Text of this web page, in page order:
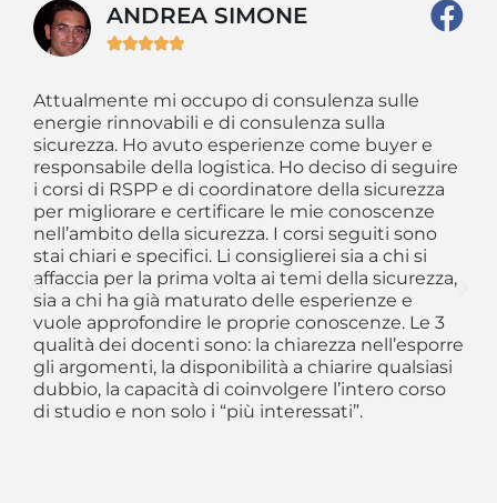
ANDREA SIMONE

Attualmente mi occupo di consulenza sulle
energie rinnovabili e di consulenza sulla
sicurezza. Ho avuto esperienze come buyer e
responsabile della logistica. Ho deciso di seguire
i corsi di RSPP e di coordinatore della sicurezza
per migliorare e certificare le mie conoscenze
nell’ambito della sicurezza. I corsi seguiti sono
stai chiari e specifici. Li consiglierei sia a chi si
affaccia per la prima volta ai temi della sicurezza,
sia a chi ha già maturato delle esperienze e
vuole approfondire le proprie conoscenze. Le 3
qualità dei docenti sono: la chiarezza nell’esporre
gli argomenti, la disponibilità a chiarire qualsiasi
dubbio, la capacità di coinvolgere l’intero corso
di studio e non solo i “più interessati”.